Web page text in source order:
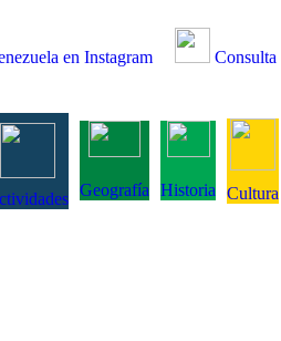
en Instagram
Consulta
Geografía Historia Cultura